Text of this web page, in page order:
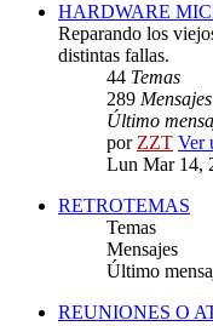
HARDWARE
Reparando los
distintas fallas.
44 Temas
289 Mensajes
Último
porZZT Ver
Lun Mar 14,
RETROTEMAS
Temas
Mensajes
Último
REUNIONES O